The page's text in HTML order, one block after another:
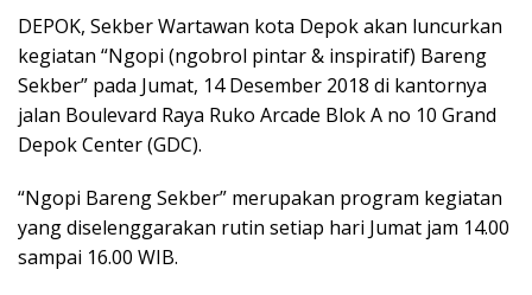
DEPOK, Sekber Wartawan kota Depok akan luncurkan
kegiatan “Ngopi (ngobrol pintar & inspiratif) Bareng
Sekber” pada Jumat, 14 Desember 2018 di kantornya
jalan Boulevard Raya Ruko Arcade Blok A no 10 Grand
Depok Center (GDC).
“Ngopi Bareng Sekber” merupakan program kegiatan
yang diselenggarakan rutin setiap hari Jumat jam 14.00
sampai 16.00 WIB.